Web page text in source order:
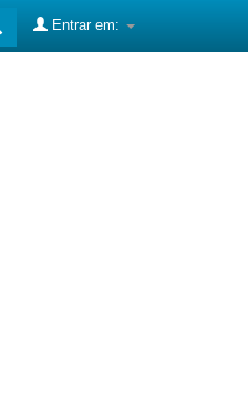
Entrar em: